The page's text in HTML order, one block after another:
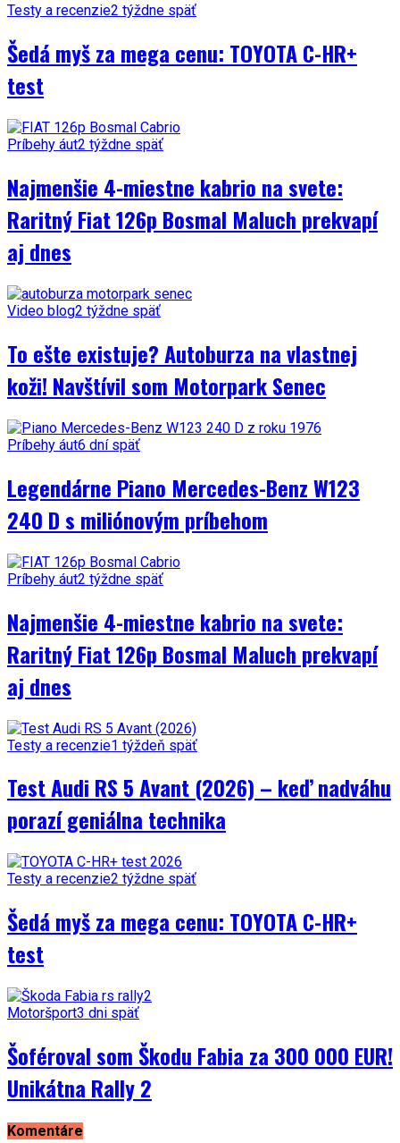
Testy a recenzie2 týždne späť
Šedá myš za mega cenu: TOYOTA C-HR+
test
Príbehy áut2 týždne späť
Najmenšie 4-miestne kabrio na svete:
Raritný Fiat 126p Bosmal Maluch prekvapí
aj dnes
Video blog2 týždne späť
To ešte existuje? Autoburza na vlastnej
koži! Navštívil som Motorpark Senec
Príbehy áut6 dní späť
Legendárne Piano Mercedes-Benz W123
240 D s miliónovým príbehom
Príbehy áut2 týždne späť
Najmenšie 4-miestne kabrio na svete:
Raritný Fiat 126p Bosmal Maluch prekvapí
aj dnes
Testy a recenzie1 týždeň späť
Test Audi RS 5 Avant (2026) – keď nadváhu
porazí geniálna technika
Testy a recenzie2 týždne späť
Šedá myš za mega cenu: TOYOTA C-HR+
test
Motoršport3 dni späť
Šoféroval som Škodu Fabia za 300 000 EUR!
Unikátna Rally 2
Komentáre